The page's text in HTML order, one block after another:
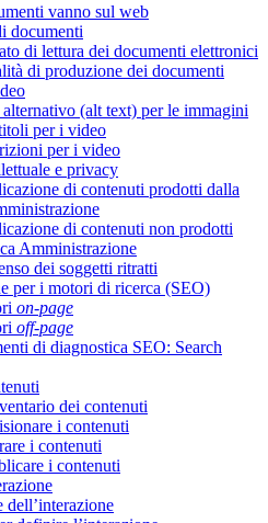
vanno sul web
documenti
di lettura dei documenti elettronici
di produzione dei documenti
(alt text) per le immagini
per i video
per i video
e privacy
di contenuti prodotti dalla
di contenuti non prodotti
Amministrazione
dei soggetti ritratti
per i motori di ricerca (SEO)
on-page
off-page
di diagnostica SEO: Search
dei contenuti
i contenuti
i contenuti
i contenuti
dell’interazione